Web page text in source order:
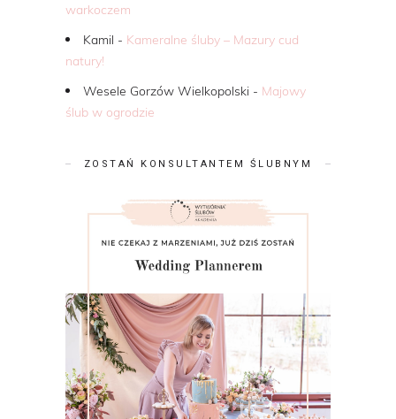
warkoczem
Kamil - Kameralne śluby – Mazury cud
natury!
Wesele Gorzów Wielkopolski - Majowy
ślub w ogrodzie
ZOSTAŃ KONSULTANTEM ŚLUBNYM